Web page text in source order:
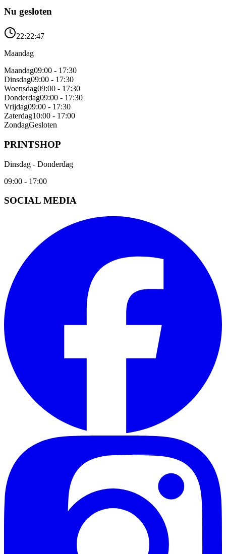
Nu gesloten
22:22:47
Maandag
Maandag09:00 - 17:30
Dinsdag09:00 - 17:30
Woensdag09:00 - 17:30
Donderdag09:00 - 17:30
Vrijdag09:00 - 17:30
Zaterdag10:00 - 17:00
ZondagGesloten
PRINTSHOP
Dinsdag - Donderdag
09:00 - 17:00
SOCIAL MEDIA